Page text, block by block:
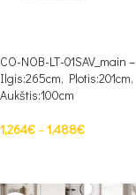
CO-NOB-LT-01SAV_main –
Ilgis:265cm, Plotis:201cm,
Aukštis:100cm
1,264€–1,488€